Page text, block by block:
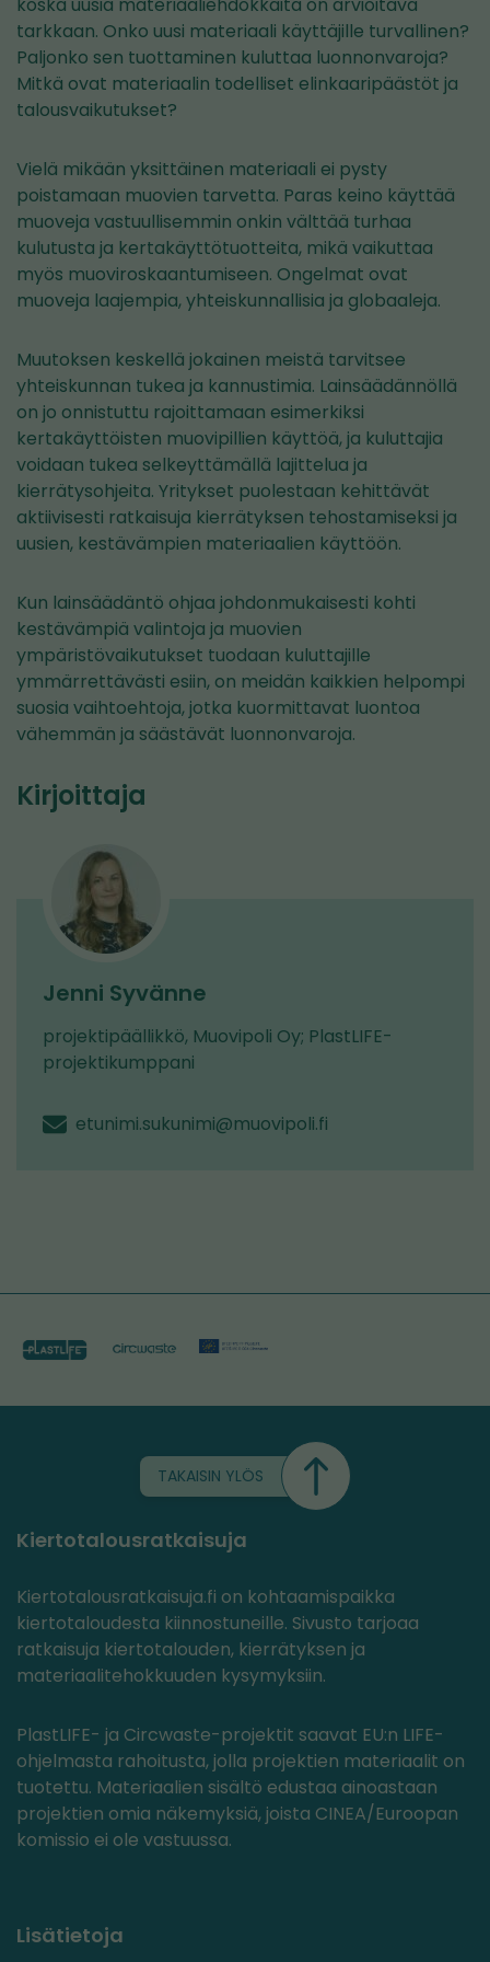
koska uusia materiaaliehdokkaita on arvioitava
tarkkaan. Onko uusi materiaali käyttäjille turvallinen?
Paljonko sen tuottaminen kuluttaa luonnonvaroja?
Mitkä ovat materiaalin todelliset elinkaaripäästöt ja
talousvaikutukset?
Vielä mikään yksittäinen materiaali ei pysty
poistamaan muovien tarvetta. Paras keino käyttää
muoveja vastuullisemmin onkin välttää turhaa
kulutusta ja kertakäyttötuotteita, mikä vaikuttaa
myös muoviroskaantumiseen. Ongelmat ovat
muoveja laajempia, yhteiskunnallisia ja globaaleja.
Muutoksen keskellä jokainen meistä tarvitsee
yhteiskunnan tukea ja kannustimia. Lainsäädännöllä
on jo onnistuttu rajoittamaan esimerkiksi
kertakäyttöisten muovipillien käyttöä, ja kuluttajia
voidaan tukea selkeyttämällä lajittelua ja
kierrätysohjeita. Yritykset puolestaan kehittävät
aktiivisesti ratkaisuja kierrätyksen tehostamiseksi ja
uusien, kestävämpien materiaalien käyttöön.
Kun lainsäädäntö ohjaa johdonmukaisesti kohti
kestävämpiä valintoja ja muovien
ympäristövaikutukset tuodaan kuluttajille
ymmärrettävästi esiin, on meidän kaikkien helpompi
suosia vaihtoehtoja, jotka kuormittavat luontoa
vähemmän ja säästävät luonnonvaroja.
Kirjoittaja
Jenni Syvänne
projektipäällikkö, Muovipoli Oy; PlastLIFE-
projektikumppani
etunimi.sukunimi@muovipoli.fi
TAKAISIN YLÖS
Kiertotalousratkaisuja
Kiertotalousratkaisuja.fi on kohtaamispaikka
kiertotaloudesta kiinnostuneille. Sivusto tarjoaa
ratkaisuja kiertotalouden, kierrätyksen ja
materiaalitehokkuuden kysymyksiin.
PlastLIFE- ja Circwaste-projektit saavat EU:n LIFE-
ohjelmasta rahoitusta, jolla projektien materiaalit on
tuotettu. Materiaalien sisältö edustaa ainoastaan
projektien omia näkemyksiä, joista CINEA/Euroopan
komissio ei ole vastuussa.
Lisätietoja